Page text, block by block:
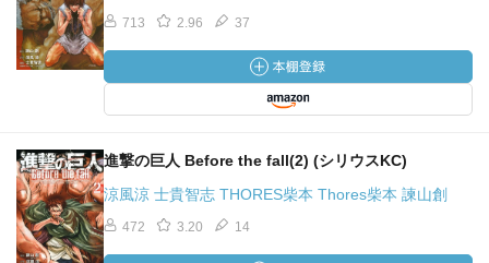
713 2.96 37
進撃の巨人 Before the fall(2) (シリウスKC)
涼風涼 士貴智志 THORES柴本 Thores柴本 諫山創
472 3.20 14